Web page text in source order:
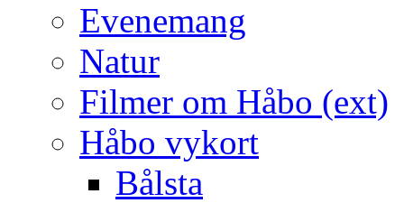
Evenemang
Natur
Filmer om Håbo (ext)
Håbo vykort
Bålsta